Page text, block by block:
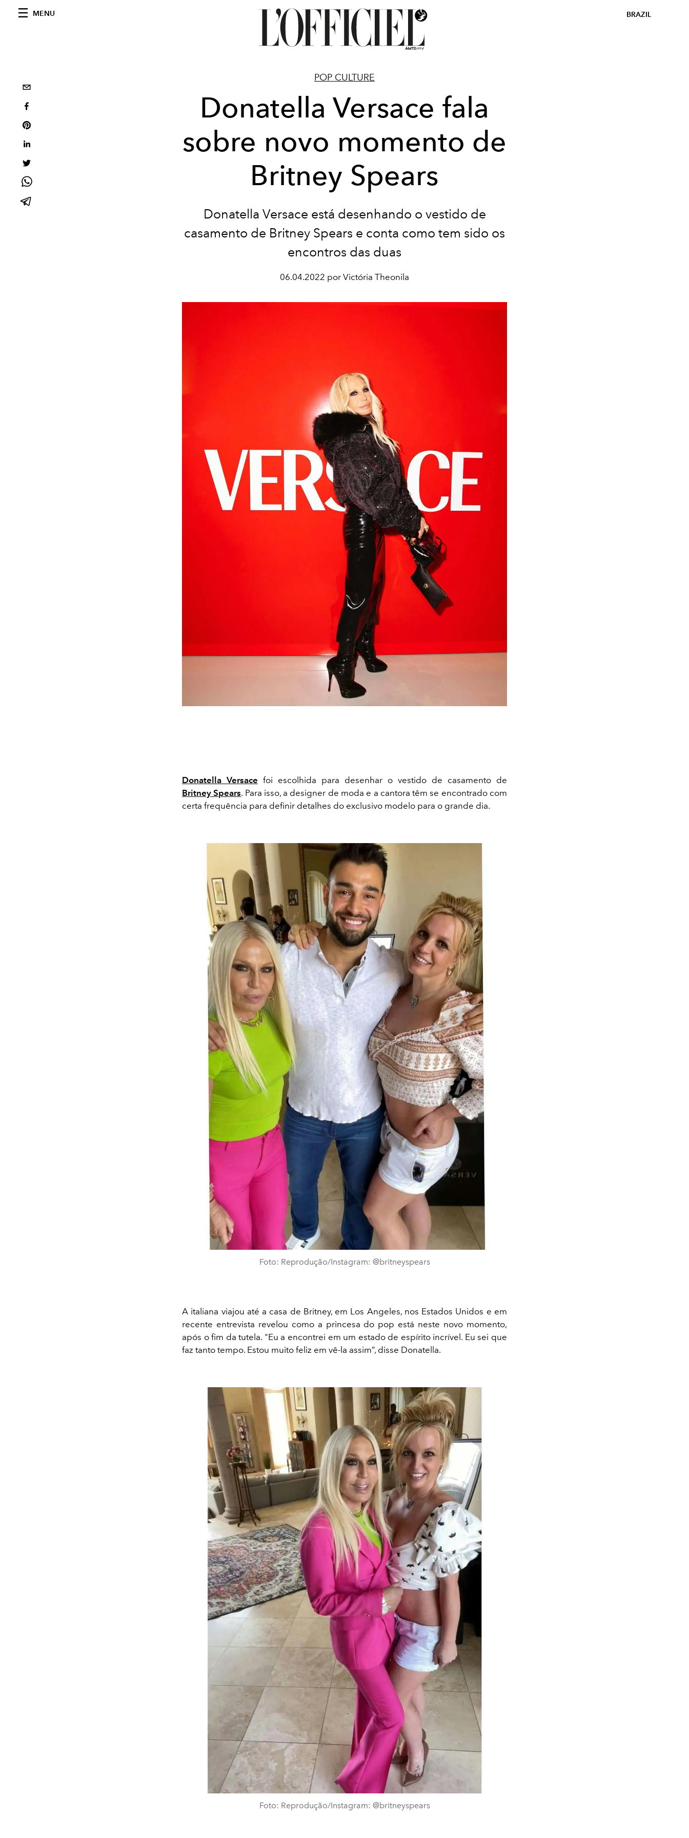
MENU BRAZIL
POP CULTURE
Donatella Versace fala
sobre novo momento de
Britney Spears
Donatella Versace está desenhando o vestido de
casamento de Britney Spears e conta como tem sido os
encontros das duas
06.04.2022 por Victória Theonila
Donatella Versace foi escolhida para desenhar o vestido de casamento de
Britney Spears. Para isso, a designer de moda e a cantora têm se encontrado com
certa frequência para definir detalhes do exclusivo modelo para o grande dia.
Foto: Reprodução/Instagram: @britneyspears
A italiana viajou até a casa de Britney, em Los Angeles, nos Estados Unidos e em
recente entrevista revelou como a princesa do pop está neste novo momento,
após o fim da tutela. "Eu a encontrei em um estado de espírito incrível. Eu sei que
faz tanto tempo. Estou muito feliz em vê-la assim”, disse Donatella.
Foto: Reprodução/Instagram: @britneyspears